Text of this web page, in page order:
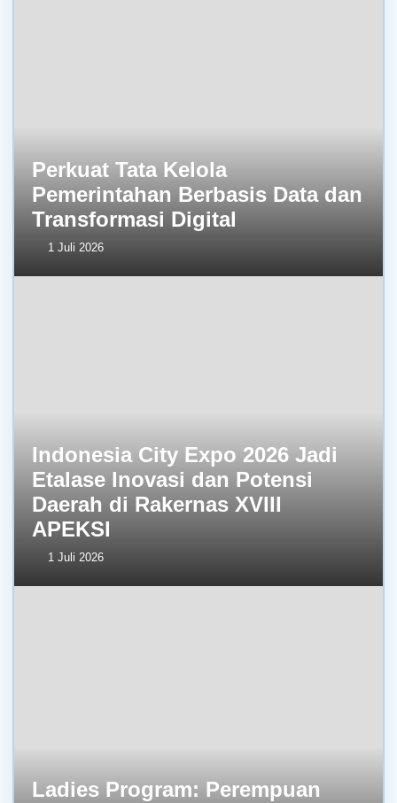
Perkuat Tata Kelola
Pemerintahan Berbasis Data dan
Transformasi Digital
1 Juli 2026
Indonesia City Expo 2026 Jadi
Etalase Inovasi dan Potensi
Daerah di Rakernas XVIII
APEKSI
1 Juli 2026
Ladies Program: Perempuan